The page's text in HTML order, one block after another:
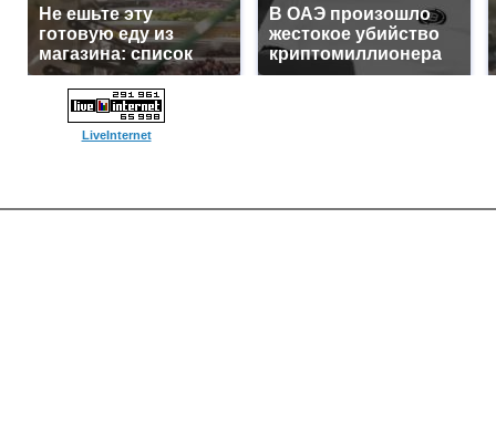
Не ешьте эту
готовую еду из
магазина: список
В ОАЭ произошло
жестокое убийство
криптомиллионера
LiveInternet